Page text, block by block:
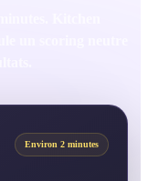
Environ 2 minutes